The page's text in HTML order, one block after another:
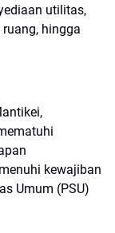
utilitas,
hingga
kewajiban
Umum (PSU)